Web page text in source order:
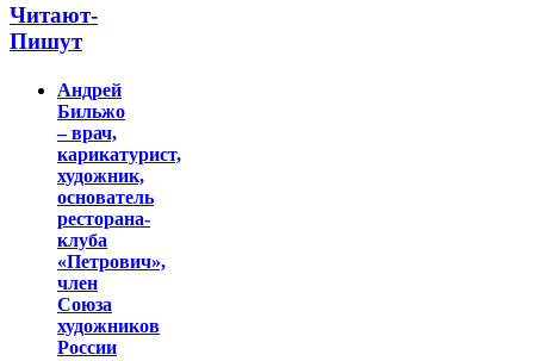
Читают-
Пишут
Андрей
Бильжо
– врач,
карикатурист,
художник,
основатель
ресторана-
клуба
«Петрович»,
член
Союза
художников
России